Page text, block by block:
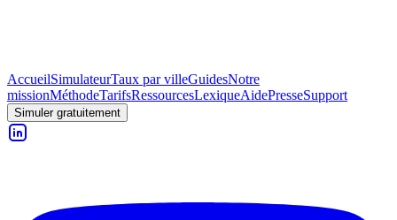
AccueilSimulateurTaux par villeGuidesNotre
missionMéthodeTarifsRessourcesLexiqueAidePresseSupport
Simuler gratuitement